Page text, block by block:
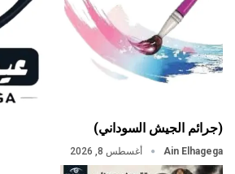
(جرائم الجيش السوداني)
Ain Elhagega أغسطس 8, 2026